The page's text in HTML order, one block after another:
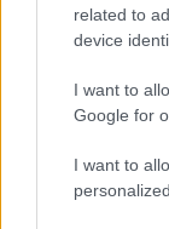
related to
device
I want to
Google for
I want to
alacsony
megoldást
ellenálló
változatos
beilleszthető
biztosító zöld